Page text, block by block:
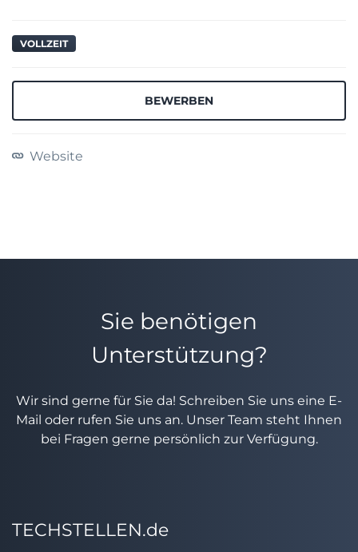
VOLLZEIT
BEWERBEN
Website
Sie benötigen
Unterstützung?
Wir sind gerne für Sie da! Schreiben Sie uns eine E-
Mail oder rufen Sie uns an. Unser Team steht Ihnen
bei Fragen gerne persönlich zur Verfügung.
TECHSTELLEN.de